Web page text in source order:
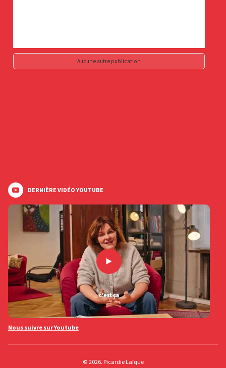
Aucune autre publication
DERNIÈRE VIDÉO YOUTUBE
Nous suivre sur Youtube
© 2026. Picardie Laïque